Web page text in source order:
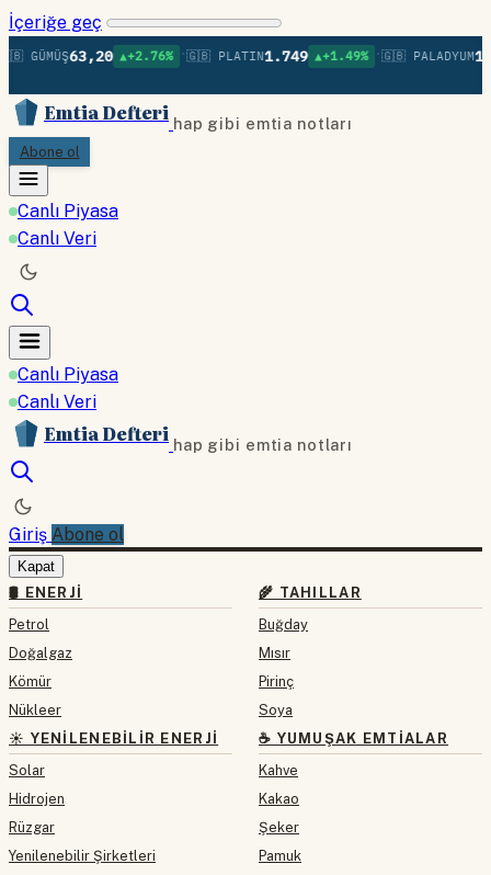
İçeriğe geç
GÜMÜŞ63,20 ▲+2.76% •🇬🇧 PLATIN1.749 ▲+1.49% •🇬🇧 PALADYUM
Emtia Defteri hap gibi emtia notları
Abone ol
Canlı Piyasa
Canlı Veri
Canlı Piyasa
Canlı Veri
Emtia Defteri hap gibi emtia notları
Giriş Abone ol
Kapat
🛢 ENERJI
Petrol
Doğalgaz
Kömür
Nükleer
☀️ YENILENEBILIR ENERJI
Solar
Hidrojen
Rüzgar
Yenilenebilir Şirketleri
🌾 TAHILLAR
Buğday
Mısır
Pirinç
Soya
☕ YUMUŞAK EMTIALAR
Kahve
Kakao
Şeker
Pamuk